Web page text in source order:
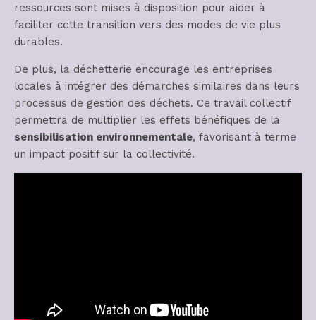
ressources sont mises à disposition pour aider à
faciliter cette transition vers des modes de vie plus
durables.
De plus, la déchetterie encourage les entreprises
locales à intégrer des démarches similaires dans leurs
processus de gestion des déchets. Ce travail collectif
permettra de multiplier les effets bénéfiques de la
sensibilisation environnementale, favorisant à terme
un impact positif sur la collectivité.